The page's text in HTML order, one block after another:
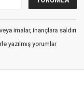
imalar, inançlara saldırı
yazılmış yorumlar